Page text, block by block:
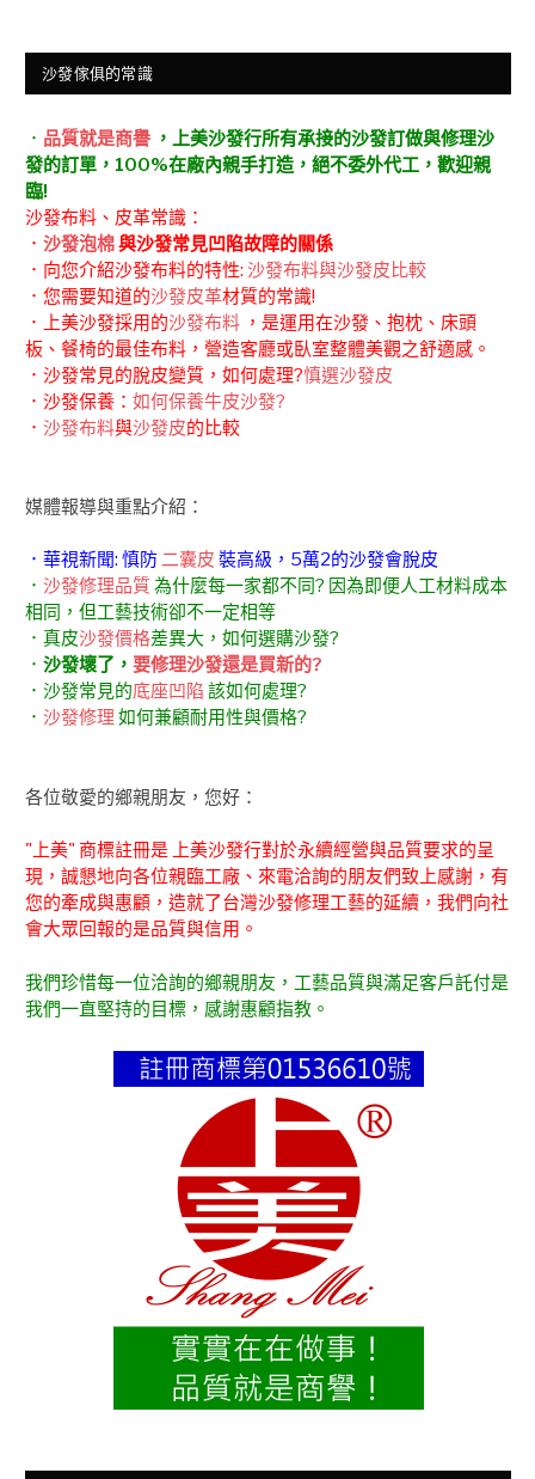
沙發傢俱的常識
． 品質就是商譽 ，上美沙發行所有承接的沙發訂做與修理沙
發的訂單，100%在廠內親手打造，絕不委外代工，歡迎親
臨!
沙發布料、皮革常識：
． 沙發泡棉與沙發常見凹陷故障的關係
．向您介紹沙發布料的特性: 沙發布料與沙發皮比較
．您需要知道的沙發皮革材質的常識!
．上美沙發採用的沙發布料 ，是運用在沙發、抱枕、床頭
板、餐椅的最佳布料，營造客廳或臥室整體美觀之舒適感。
．沙發常見的脫皮變質，如何處理?慎選沙發皮
．沙發保養： 如何保養牛皮沙發?
． 沙發布料與沙發皮的比較
媒體報導與重點介紹：
．華視新聞: 慎防二囊皮 裝高級，5萬2的沙發會脫皮
． 沙發修理品質為什麼每一家都不同? 因為即便人工材料成本
相同，但工藝技術卻不一定相等
．真皮沙發價格差異大，如何選購沙發?
． 沙發壞了， 要修理沙發還是買新的?
．沙發常見的底座凹陷 該如何處理?
． 沙發修理 如何兼顧耐用性與價格?
各位敬愛的鄉親朋友，您好：
"上美" 商標註冊是 上美沙發行對於永續經營與品質要求的呈
現，誠懇地向各位親臨工廠、來電洽詢的朋友們致上感謝，有
您的牽成與惠顧，造就了台灣沙發修理工藝的延續，我們向社
會大眾回報的是品質與信用。
我們珍惜每一位洽詢的鄉親朋友，工藝品質與滿足客戶託付是
我們一直堅持的目標，感謝惠顧指教。